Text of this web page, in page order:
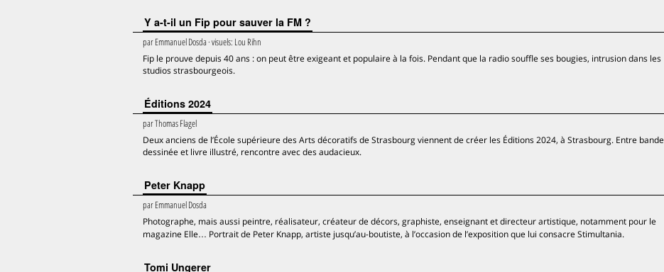
Y a-t-il un Fip pour sauver la FM ?
parEmmanuel Dosda · visuels: Lou Rihn
Fip le prouve depuis 40 ans : on peut être exigeant et populaire à la fois. Pendant que la radio souffle ses bougies, intrusion dans les
studios strasbourgeois.
Éditions 2024
parThomas Flagel
Deux anciens de l’École supérieure des Arts décoratifs de Strasbourg viennent de créer les Éditions 2024, à Strasbourg. Entre bande
dessinée et livre illustré, rencontre avec des audacieux.
Peter Knapp
parEmmanuel Dosda
Photographe, mais aussi peintre, réalisateur, créateur de décors, graphiste, enseignant et directeur artistique, notamment pour le
magazine Elle… Portrait de Peter Knapp, artiste jusqu’au-boutiste, à l’occasion de l’exposition que lui consacre Stimultania.
Tomi Ungerer